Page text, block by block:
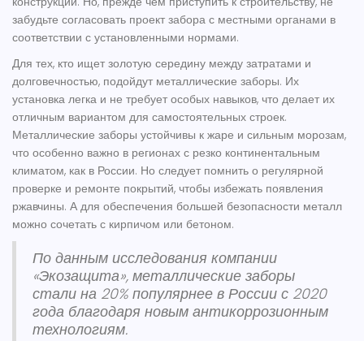
забудьте согласовать проект забора с местными органами в
соответствии с установленными нормами.
Для тех, кто ищет золотую середину между затратами и
долговечностью, подойдут металлические заборы. Их
установка легка и не требует особых навыков, что делает их
отличным вариантом для самостоятельных строек.
Металлические заборы устойчивы к жаре и сильным морозам,
что особенно важно в регионах с резко континентальным
климатом, как в России. Но следует помнить о регулярной
проверке и ремонте покрытий, чтобы избежать появления
ржавчины. А для обеспечения большей безопасности металл
можно сочетать с кирпичом или бетоном.
По данным исследования компании
«Экозащита», металлические заборы
стали на 20% популярнее в России с 2020
года благодаря новым антикоррозионным
технологиям.